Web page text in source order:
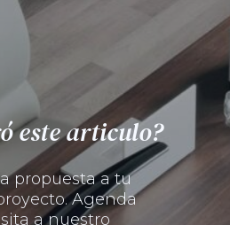
este articulo?
propuesta a tu
Agenda
a nuestro